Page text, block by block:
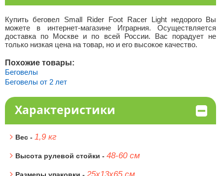
Купить беговел Small Rider Foot Racer Light недорого Вы
можете в интернет-магазине Играрния. Осуществляется
доставка по Москве и по всей России. Вас порадует не
только низкая цена на товар, но и его высокое качество.
Похожие товары:
Беговелы
Беговелы от 2 лет
Характеристики
Вес - 1,9 кг
Высота рулевой стойки - 48-60 см